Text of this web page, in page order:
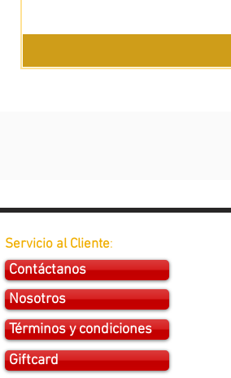
Servicio al Cliente:
Contáctanos
Nosotros
Términos y condiciones
Giftcard